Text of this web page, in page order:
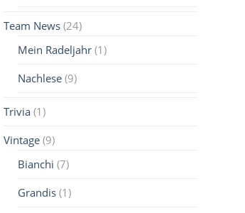
Team News (24)
Mein Radeljahr (1)
Nachlese (9)
Trivia (1)
Vintage (9)
Bianchi (7)
Grandis (1)